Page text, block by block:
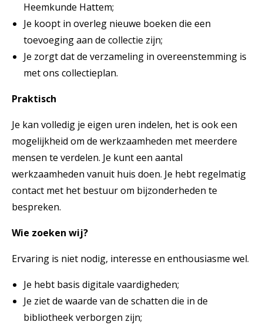
Heemkunde Hattem;
Je koopt in overleg nieuwe boeken die een
toevoeging aan de collectie zijn;
Je zorgt dat de verzameling in overeenstemming is
met ons collectieplan.
Praktisch
Je kan volledig je eigen uren indelen, het is ook een
mogelijkheid om de werkzaamheden met meerdere
mensen te verdelen. Je kunt een aantal
werkzaamheden vanuit huis doen. Je hebt regelmatig
contact met het bestuur om bijzonderheden te
bespreken.
Wie zoeken wij?
Ervaring is niet nodig, interesse en enthousiasme wel.
Je hebt basis digitale vaardigheden;
Je ziet de waarde van de schatten die in de
bibliotheek verborgen zijn;